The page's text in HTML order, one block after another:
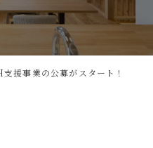
く
援事業の公募がスタート！